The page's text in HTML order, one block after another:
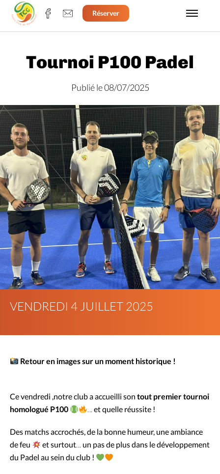
Réserver
Tournoi P100 Padel
Publié le 08/07/2025
VENDREDI 4 JUILLET 2025
Retour en images sur un moment historique !
Ce vendredi ,notre club a accueilli son tout premier tournoi
homologué P100
… et quelle réussite !
Des matchs accrochés, de la bonne humeur, une ambiance
de feu
et surtout… un pas de plus dans le développement
du Padel au sein du club !